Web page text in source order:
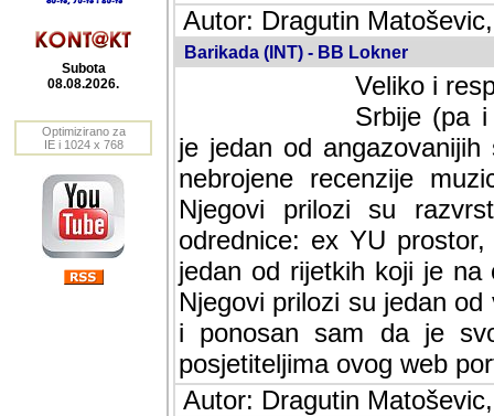
Subota
08.08.2026.
Optimizirano za
IE i 1024 x 768
Autor: Dragutin
Barikada (INT) - BB Lokner
Veliko i
Srbije (pa i
jedan od angazovanijih
nebrojene recenzije
Njegovi prilozi su
odrednice: ex YU
jedan od rijetkih koji je
Njegovi prilozi su jedan
i ponosan sam da je
posjetiteljima ovog web
Autor: Dragutin